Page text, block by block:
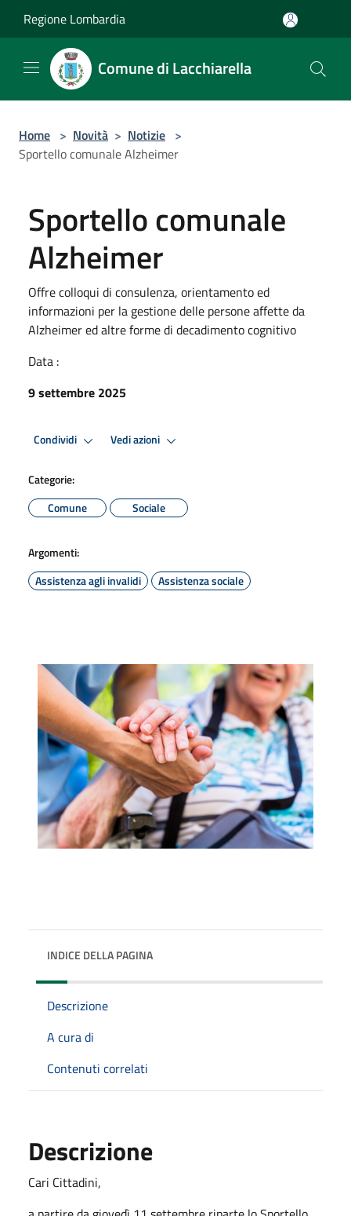
Regione Lombardia
Comune di Lacchiarella
Home > Novità > Notizie >
Sportello comunale Alzheimer
Sportello comunale
Alzheimer
Offre colloqui di consulenza, orientamento ed
informazioni per la gestione delle persone affette da
Alzheimer ed altre forme di decadimento cognitivo
Data :
9 settembre 2025
Condividi Vedi azioni
Categorie:
Comune
Sociale
Argomenti:
Assistenza agli invalidi
Assistenza sociale
INDICE DELLA PAGINA
Descrizione
A cura di
Contenuti correlati
Descrizione
Cari Cittadini,